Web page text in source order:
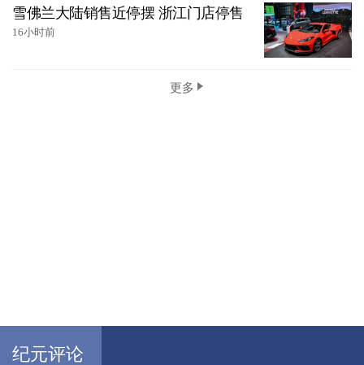
雪佛兰大陆销售近停摆 浙江门店停售
16小时前
更多
纪元评论